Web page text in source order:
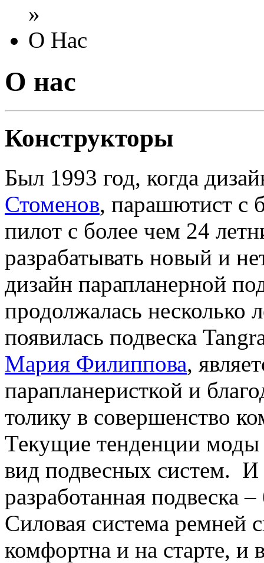
»
О Нас
О нас
Конструкторы
Был 1993 год, когда
Стоменов, парашютист с
пилот с более чем 24
разрабатывать новый и
дизайн парапланерной
продолжалась несколько
появилась подвеска
Мария Филиппова,
парапланеристкой и
толику в совершенство
Текущие тенденции
вид подвесных систем. И
разработанная подвеска
Силовая система ремней
комфортна и на старте, и